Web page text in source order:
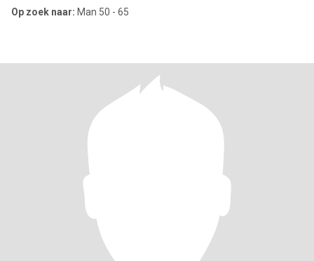
Op zoek naar: Man 50 - 65